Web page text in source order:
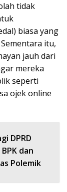
tidak
biasa yang
itu,
jauh dari
mereka
seperti
ojek online
DPRD
dan
Polemik